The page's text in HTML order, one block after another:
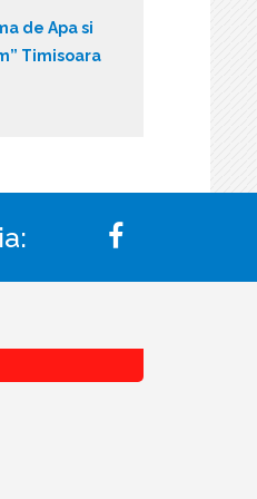
de Apa si
Timisoara